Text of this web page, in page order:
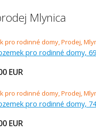
Mlynica
EUR
EUR